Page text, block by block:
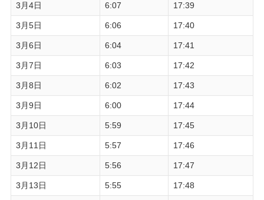
3月4日 6:07 17:39
3月5日 6:06 17:40
3月6日 6:04 17:41
3月7日 6:03 17:42
3月8日 6:02 17:43
3月9日 6:00 17:44
3月10日 5:59 17:45
3月11日 5:57 17:46
3月12日 5:56 17:47
3月13日 5:55 17:48